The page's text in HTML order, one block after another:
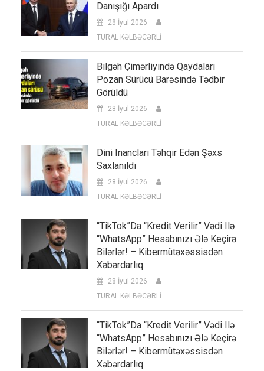
Danışığı Apardı
28 İyul 2026
TURAL KƏLBƏCƏRLİ
Bilgəh Çimərliyində Qaydaları
Pozan Sürücü Barəsində Tədbir
Görüldü
28 İyul 2026
TURAL KƏLBƏCƏRLİ
Dini Inancları Təhqir Edən Şəxs
Saxlanıldı
28 İyul 2026
TURAL KƏLBƏCƏRLİ
“TikTok”da “kredit Verilir” Vədi Ilə
“WhatsApp” Hesabınızı Ələ Keçirə
Bilərlər! – Kibermütəxəssisdən
Xəbərdarlıq
28 İyul 2026
TURAL KƏLBƏCƏRLİ
“TikTok”da “kredit Verilir” Vədi Ilə
“WhatsApp” Hesabınızı Ələ Keçirə
Bilərlər! – Kibermütəxəssisdən
Xəbərdarlıq